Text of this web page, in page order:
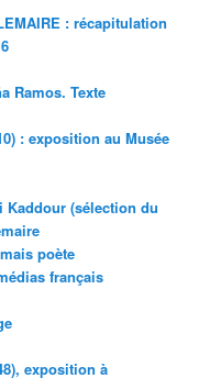
: récapitulation
Ramos. Texte
: exposition au Musée
Kaddour (sélection du
poète
français
exposition à